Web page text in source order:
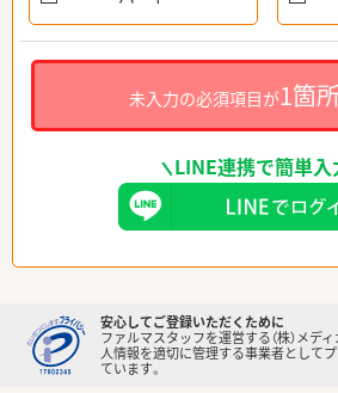
未入力の必須項目が1箇
LINE連携で簡単入
安心してご登録いただくために
ファルマスタッフを運営する（株）メデ
人情報を適切に管理する事業者として
ています。